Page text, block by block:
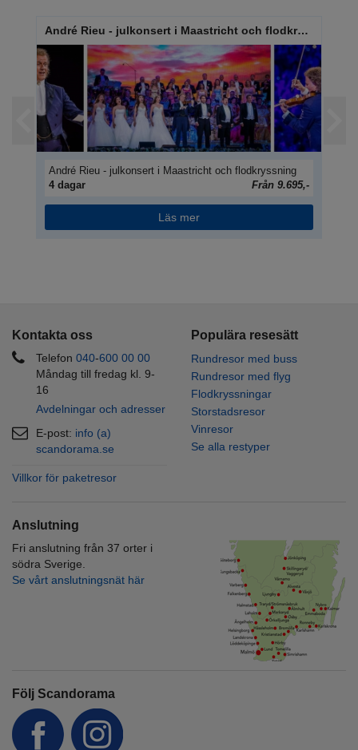
André Rieu - julkonsert i Maastricht och flodkryssning
André Rieu - julkonsert i Maastricht och flodkryssning
4 dagar
Från 9.695,-
Läs mer
Kontakta oss
Telefon 040-600 00 00
Måndag till fredag kl. 9-
16
Avdelningar och adresser
E-post: info (a)
scandorama.se
Villkor för paketresor
Populära resesätt
Rundresor med buss
Rundresor med flyg
Flodkryssningar
Storstadsresor
Vinresor
Se alla restyper
Anslutning
Fri anslutning från 37 orter i
södra Sverige.
Se vårt anslutningsnät här
Följ Scandorama